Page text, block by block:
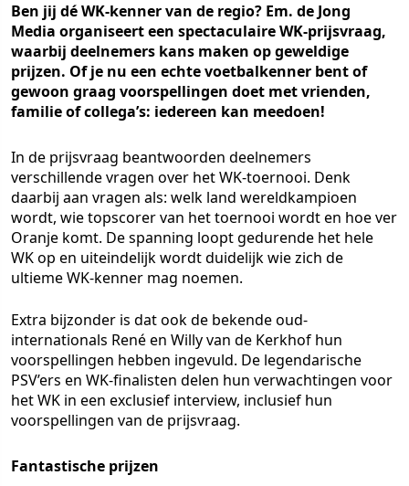
Ben jij dé WK-kenner van de regio? Em. de Jong
Media organiseert een spectaculaire WK-prijsvraag,
waarbij deelnemers kans maken op geweldige
prijzen. Of je nu een echte voetbalkenner bent of
gewoon graag voorspellingen doet met vrienden,
familie of collega’s: iedereen kan meedoen!
In de prijsvraag beantwoorden deelnemers
verschillende vragen over het WK-toernooi. Denk
daarbij aan vragen als: welk land wereldkampioen
wordt, wie topscorer van het toernooi wordt en hoe ver
Oranje komt. De spanning loopt gedurende het hele
WK op en uiteindelijk wordt duidelijk wie zich de
ultieme WK-kenner mag noemen.
Extra bijzonder is dat ook de bekende oud-
internationals René en Willy van de Kerkhof hun
voorspellingen hebben ingevuld. De legendarische
PSV’ers en WK-finalisten delen hun verwachtingen voor
het WK in een exclusief interview, inclusief hun
voorspellingen van de prijsvraag.
Fantastische prijzen